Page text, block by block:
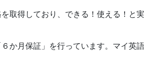
取得しており、できる！使える！と
か月保証」を行っています。マイ英